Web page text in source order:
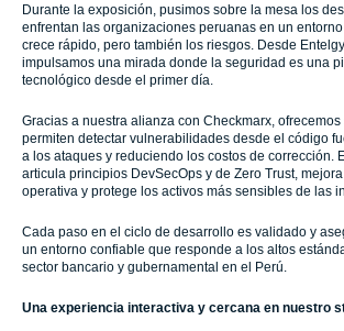
Durante la exposición, pusimos sobre la mesa los
enfrentan las organizaciones peruanas en un
crece rápido, pero también los riesgos. Desde
impulsamos una mirada donde la seguridad es una
tecnológico desde el primer día.
Gracias a nuestra alianza con Checkmarx,
permiten detectar vulnerabilidades desde el código
a los ataques y reduciendo los costos de corrección.
articula principios DevSecOps y de Zero Trust,
operativa y protege los activos más sensibles de las
Cada paso en el ciclo de desarrollo es validado y
un entorno confiable que responde a los altos
sector bancario y gubernamental en el Perú.
Una experiencia interactiva y cercana en nuestro